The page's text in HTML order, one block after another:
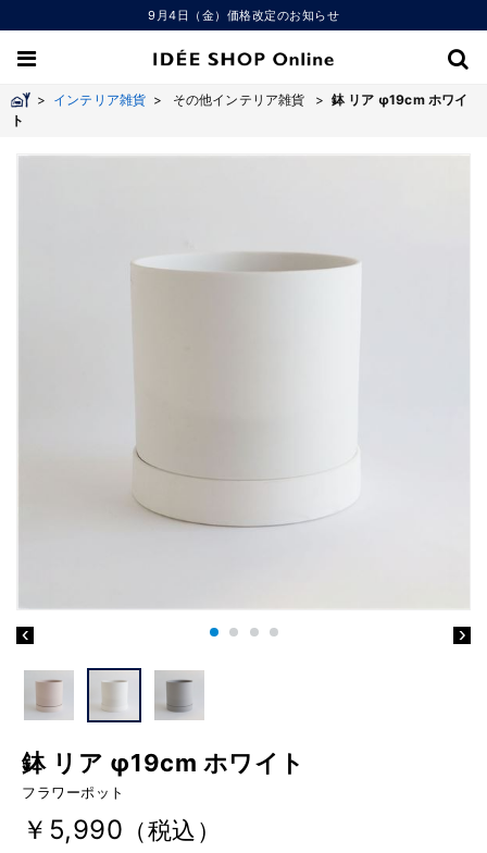
9月4日（金）価格改定のお知らせ
> インテリア雑貨 > その他インテリア雑貨 > 鉢 リア φ19cm ホワイ
ト
鉢 リア φ19cm ホワイト
フラワーポット
￥5,990 （税込）